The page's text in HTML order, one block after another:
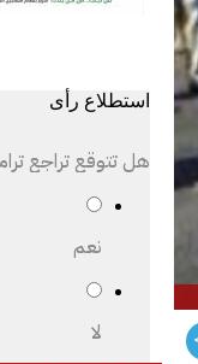
استطلاع رأى
هل تتوقع تراجع
نعم
لا